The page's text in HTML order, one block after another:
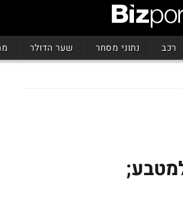
רכב נתוני מסחר שער הדולר
דולר למטבע;